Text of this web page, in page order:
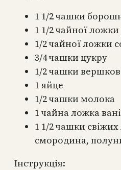
1 1/2 чашки
1 1/2 чайної
1/2 чайної ложки
3/4 чашки цукру
1/2 чашки
1 яйце
1/2 чашки молока
1 чайна ложка
1 1/2 чашки
смородина,
Інструкція: